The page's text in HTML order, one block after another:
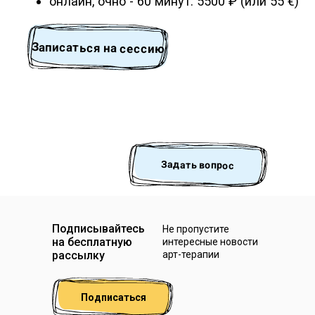
Задать вопрос
Подписывайтесь
на бесплатную
рассылку
Не пропустите
интересные новости
арт-терапии
Подписаться